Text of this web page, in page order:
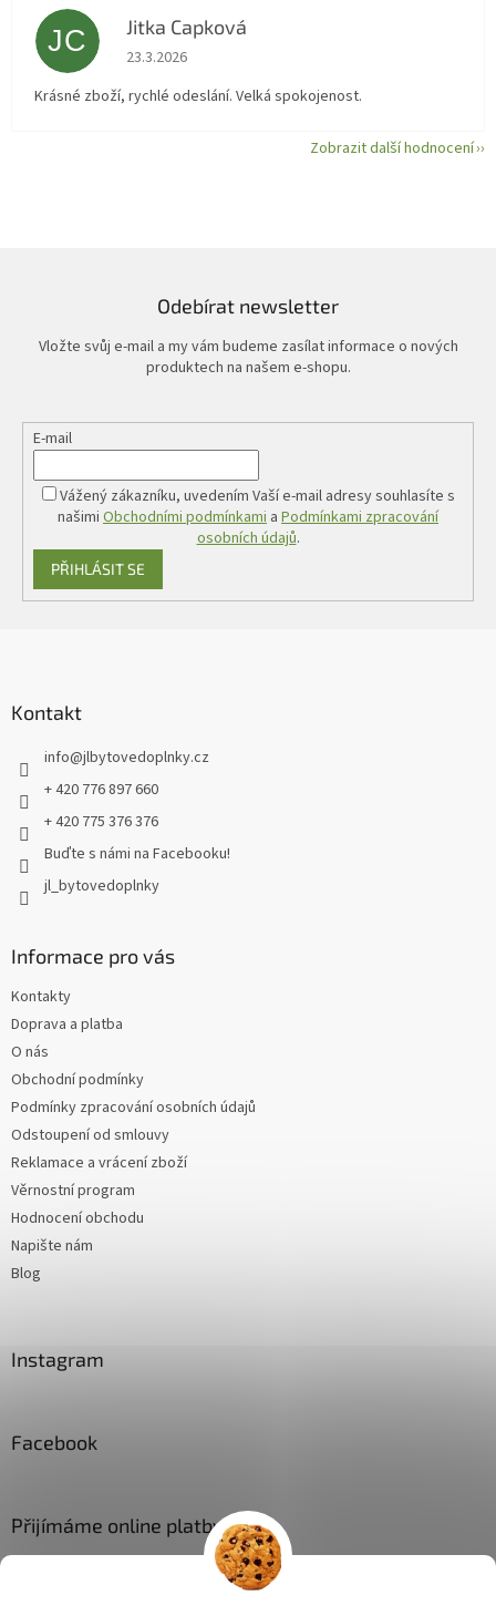
JC Jitka Capková
Hodnocení obchodu je 5 z 5 hvězdiček.
23.3.2026
Krásné zboží, rychlé odeslání. Velká spokojenost.
Zobrazit další hodnocení
Odebírat newsletter
Vložte svůj e-mail a my vám budeme zasílat informace o nových
produktech na našem e-shopu.
E-mail
Vážený zákazníku, uvedením Vaší e-mail adresy souhlasíte s
našimi Obchodními podmínkami a Podmínkami zpracování
osobních údajů.
PŘIHLÁSIT SE
Kontakt
info@jlbytovedoplnky.cz
+ 420 776 897 660
+ 420 775 376 376
Buďte s námi na Facebooku!
jl_bytovedoplnky
Informace pro vás
Kontakty
Doprava a platba
O nás
Obchodní podmínky
Podmínky zpracování osobních údajů
Odstoupení od smlouvy
Reklamace a vrácení zboží
Věrnostní program
Hodnocení obchodu
Napište nám
Blog
Instagram
Facebook
Přijímáme online platby